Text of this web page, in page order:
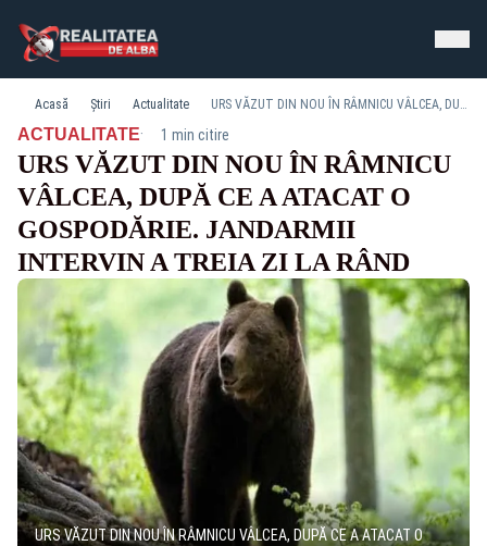
Acasă Știri Actualitate URS VĂZUT DIN NOU ÎN RÂMNICU VÂLCEA, DUPĂ CE A ATACAT O GOSPODĂRIE. JANDARMII INTERVIN A TREIA ZI LA RÂND
ACTUALITATE· 1 min citire
URS VĂZUT DIN NOU ÎN RÂMNICU
VÂLCEA, DUPĂ CE A ATACAT O
GOSPODĂRIE. JANDARMII
INTERVIN A TREIA ZI LA RÂND
URS VĂZUT DIN NOU ÎN RÂMNICU VÂLCEA, DUPĂ CE A ATACAT O